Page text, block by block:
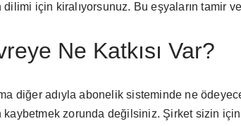
dilimi için kiralıyorsunuz. Bu eşyaların tamir
Ne Katkısı Var?
diğer adıyla abonelik sisteminde ne
kaybetmek zorunda değilsiniz. Şirket sizin